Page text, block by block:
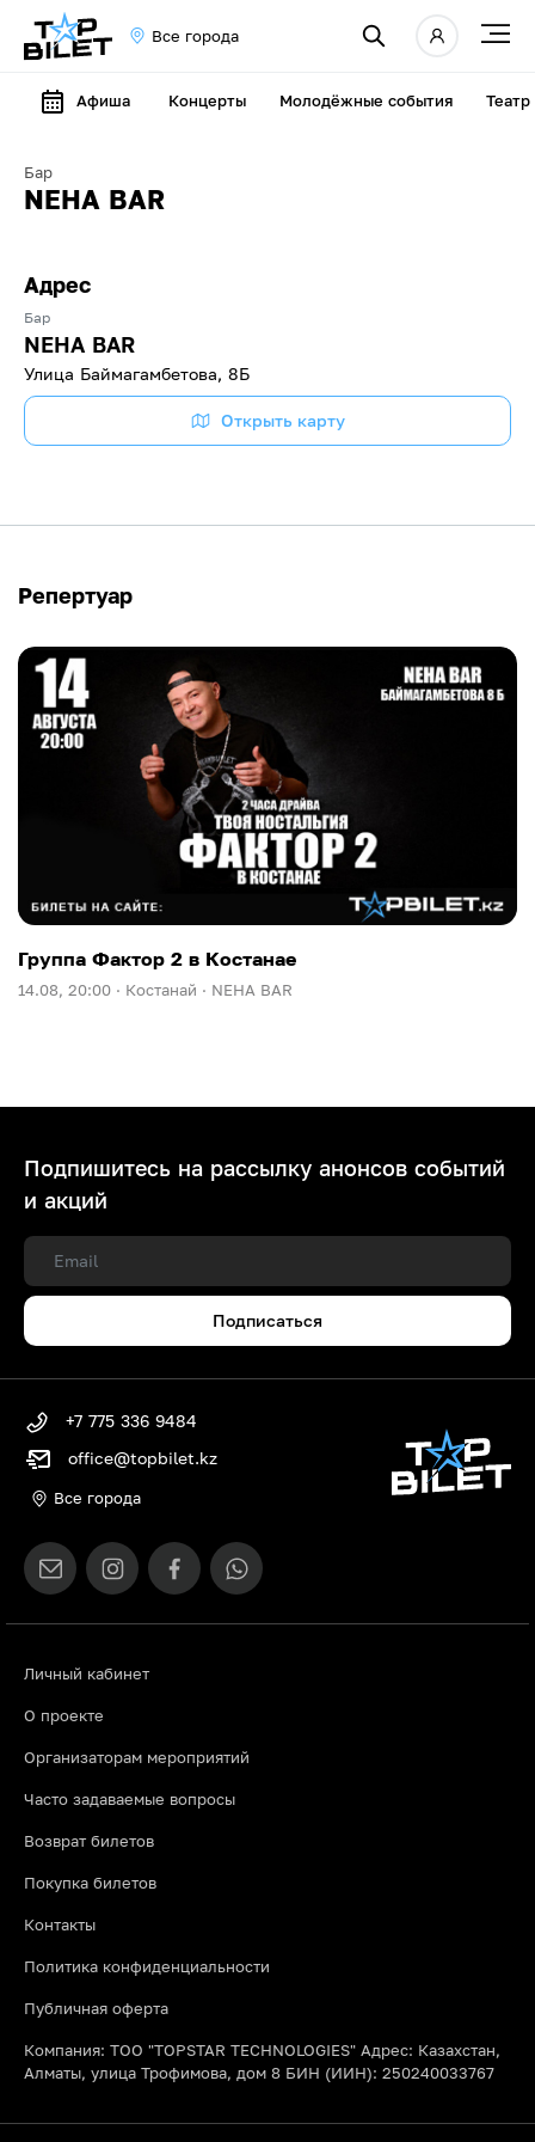
Все города
Афиша Концерты Молодёжные события Театр
Бар
NEHA BAR
Адрес
Бар
NEHA BAR
​Улица Баймагамбетова, 8Б
Открыть карту
Репертуар
Группа Фактор 2 в Костанае
14.08, 20:00 · Костанай · NEHA BAR
Подпишитесь на рассылку анонсов событий
и акций
Подписаться
Личный кабинет
О проекте
Организаторам мероприятий
Часто задаваемые вопросы
Возврат билетов
Покупка билетов
Контакты
Политика конфиденциальности
Публичная оферта
Компания: ТОО "TOPSTAR TECHNOLOGIES" Адрес: Казахстан,
Алматы, улица Трофимова, дом 8 БИН (ИИН): 250240033767
+7 775 336 9484
office@topbilet.kz
Все города